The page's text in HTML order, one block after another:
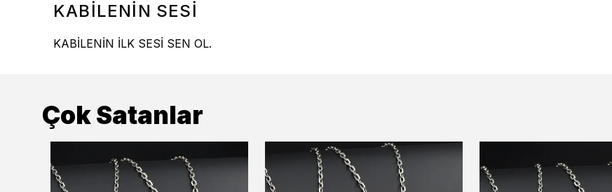
KABİLENİN SESİ
KABİLENİN İLK SESİ SEN OL.
Çok Satanlar